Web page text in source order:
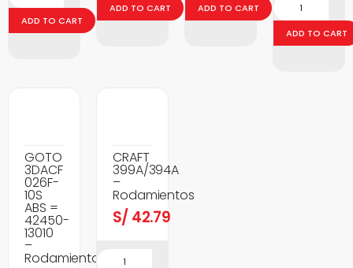
ADD TO CART
ADD TO CART ADD TO CART
ADD TO CART
GOTO
3DACF
026F-
10S
ABS =
42450-
13010
–
Rodamientos
CRAFT
399A/394A
–
Rodamientos
S/ 42.79